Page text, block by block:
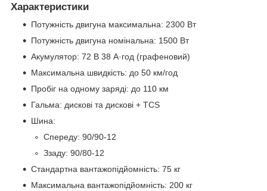
Характеристики
Потужність двигуна максимальна: 2300 Вт
Потужність двигуна номінальна: 1500 Вт
Акумулятор: 72 В 38 А·год (графеновий)
Максимальна швидкість: до 50 км/год
Пробіг на одному заряді: до 110 км
Гальма: дискові та дискові + TCS
Шина:
Спереду: 90/90-12
Ззаду: 90/80-12
Стандартна вантажопідйомність: 75 кг
Максимальна вантажопідйомність: 200 кг